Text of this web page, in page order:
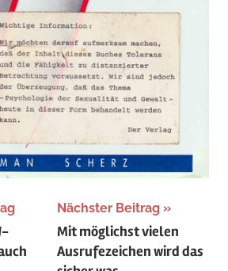
Nächster Beitrag
Mit möglichst vielen
Ausrufezeichen wird das